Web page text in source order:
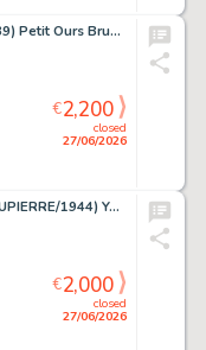
Danièle BOUR (Née en 1939) Petit Ours Brun n°337. Petit...
closed
27/06/2026
€2,200
DERIB (CLAUDE DE RIBEAUPIERRE/1944) Yakari Tome 27,...
closed
27/06/2026
€2,000